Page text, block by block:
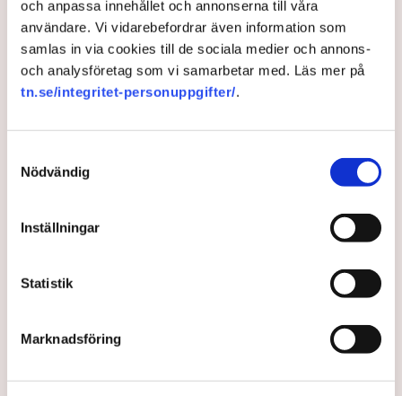
och anpassa innehållet och annonserna till våra
användare. Vi vidarebefordrar även information som
samlas in via cookies till de sociala medier och annons-
och analysföretag som vi samarbetar med. Läs mer på
tn.se/integritet-personuppgifter/.
Nödvändig
Inställningar
Statistik
Marknadsföring
Energihöjdaren: ”Bra att
Sverige vill bygga nya
Det är välkommet att Sverige har ”intagit en stark
chef för Internationella energirådet, till SvD.